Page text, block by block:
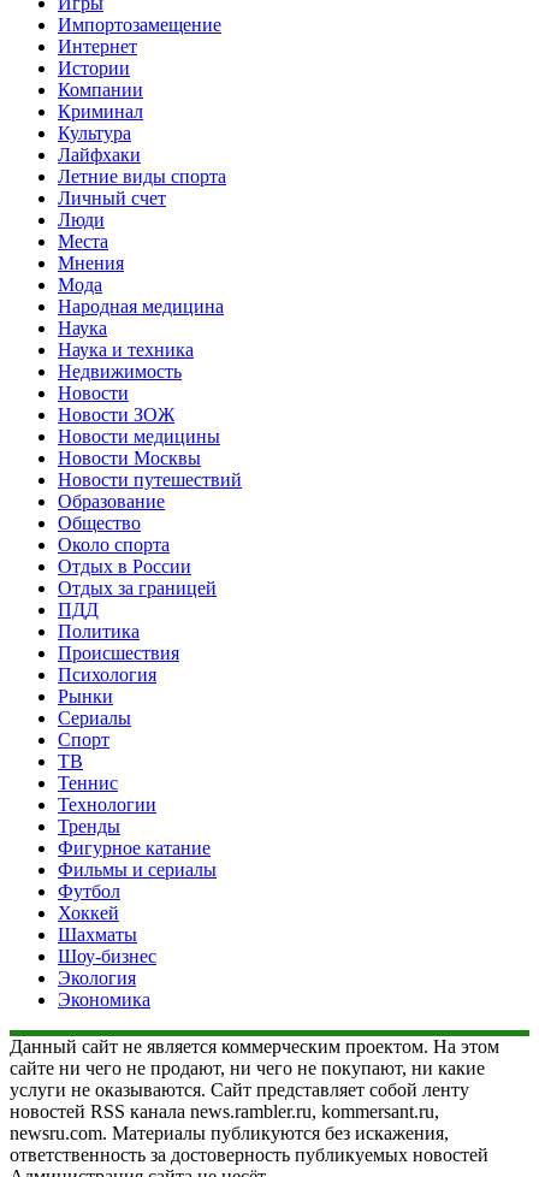
Импортозамещение
Интернет
Истории
Компании
Криминал
Культура
Лайфхаки
Летние виды спорта
Личный счет
Люди
Места
Мнения
Мода
Народная медицина
Наука
Наука и техника
Недвижимость
Новости
Новости ЗОЖ
Новости медицины
Новости Москвы
Новости путешествий
Образование
Общество
Около спорта
Отдых в России
Отдых за границей
ПДД
Политика
Происшествия
Психология
Рынки
Сериалы
Спорт
ТВ
Теннис
Технологии
Тренды
Фигурное катание
Фильмы и сериалы
Футбол
Хоккей
Шахматы
Шоу-бизнес
Экология
Экономика
Данный сайт не является коммерческим проектом. На этом
сайте ни чего не продают, ни чего не покупают, ни какие
услуги не оказываются. Сайт представляет собой ленту
новостей RSS канала news.rambler.ru, kommersant.ru,
newsru.com. Материалы публикуются без искажения,
ответственность за достоверность публикуемых новостей